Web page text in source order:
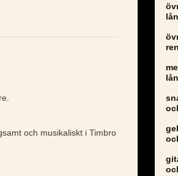
och musikaliskt i Timbro